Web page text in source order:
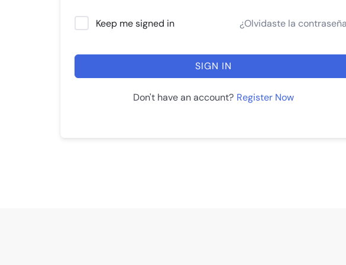
Keep me signed in ¿Olvidaste la
SIGN IN
Don't have an account? Register Now